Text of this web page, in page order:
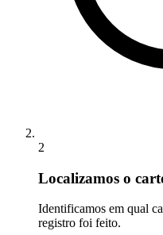
2
Localizamos o
Identificamos em qual
registro foi feito.